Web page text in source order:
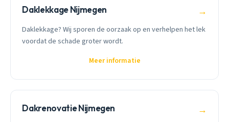
Daklekkage Nijmegen →
Daklekkage? Wij sporen de oorzaak op en verhelpen het lek
voordat de schade groter wordt.
Meer informatie
Dakrenovatie Nijmegen →